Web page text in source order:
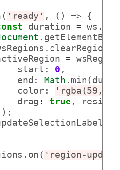
'ready' , () => {
duration =
=
start
: 0 ,
end
: Math
color
:
'rgba(59,
drag
: true, resize
'region-